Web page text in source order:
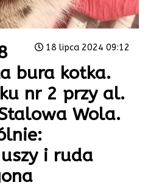
18 lipca 2024 09:12
bura kotka.
nr 2 przy al.
Wola.
i ruda